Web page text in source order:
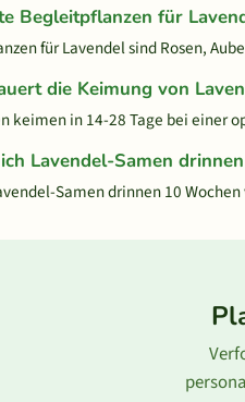
Begleitpflanzen für
für Lavendel sind Rosen,
die Keimung von
keimen in 14-28 Tage bei einer
Lavendel-Samen
Samen drinnen 10